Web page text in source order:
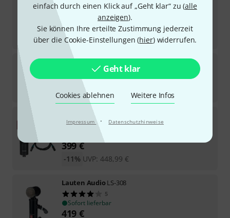
einfach durch einen Klick auf „Geht klar“ zu (alle
anzeigen).
Sie können Ihre erteilte Zustimmung jederzeit
über die Cookie-Einstellungen (hier) widerrufen.
Geht klar
Cookies ablehnen Weitere Infos
Impressum · Datenschutzhinweise
Sofort lieferbar
389 €
UVP:438,90 €
-11%
LewittLCT 441 FLEX Bundle
Sofort lieferbar
379€
SM4 Bundle
Sofort lieferbar
399€
UVP: 448,99 €
-11%
Lauten AudioLS-308
5
Sofort lieferbar
419 €